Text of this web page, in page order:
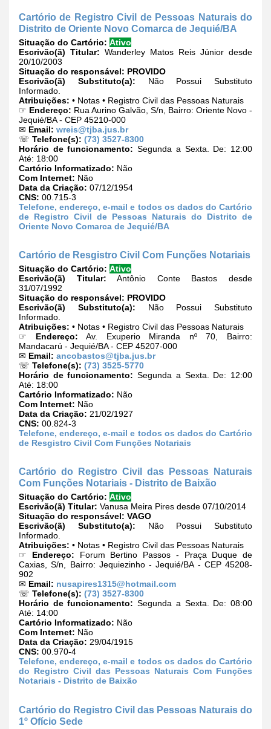
Cartório de Registro Civil de Pessoas Naturais do
Distrito de Oriente Novo Comarca de Jequié/BA
Situação do Cartório: Ativo
Escrivão(ã) Titular: Wanderley Matos Reis Júnior desde
20/10/2003
Situação do responsável: PROVIDO
Escrivão(ã) Substituto(a): Não Possui Substituto
Informado.
Atribuições: • Notas • Registro Civil das Pessoas Naturais
☞ Endereço: Rua Aurino Galvão, S/n, Bairro: Oriente Novo -
Jequié/BA - CEP 45210-000
✉ Email: wreis@tjba.jus.br
☏ Telefone(s): (73) 3527-8300
Horário de funcionamento: Segunda a Sexta. De: 12:00
Até: 18:00
Cartório Informatizado: Não
Com Internet: Não
Data da Criação: 07/12/1954
CNS: 00.715-3
Telefone, endereço, e-mail e todos os dados do Cartório
de Registro Civil de Pessoas Naturais do Distrito de
Oriente Novo Comarca de Jequié/BA
Cartório de Resgistro Civil Com Funções Notariais
Situação do Cartório: Ativo
Escrivão(ã) Titular: Antônio Conte Bastos desde
31/07/1992
Situação do responsável: PROVIDO
Escrivão(ã) Substituto(a): Não Possui Substituto
Informado.
Atribuições: • Notas • Registro Civil das Pessoas Naturais
☞ Endereço: Av. Exuperio Miranda nº 70, Bairro:
Mandacarú - Jequié/BA - CEP 45207-000
✉ Email: ancobastos@tjba.jus.br
☏ Telefone(s): (73) 3525-5770
Horário de funcionamento: Segunda a Sexta. De: 12:00
Até: 18:00
Cartório Informatizado: Não
Com Internet: Não
Data da Criação: 21/02/1927
CNS: 00.824-3
Telefone, endereço, e-mail e todos os dados do Cartório
de Resgistro Civil Com Funções Notariais
Cartório do Registro Civil das Pessoas Naturais
Com Funções Notariais - Distrito de Baixão
Situação do Cartório: Ativo
Escrivão(ã) Titular: Vanusa Meira Pires desde 07/10/2014
Situação do responsável: VAGO
Escrivão(ã) Substituto(a): Não Possui Substituto
Informado.
Atribuições: • Notas • Registro Civil das Pessoas Naturais
☞ Endereço: Forum Bertino Passos - Praça Duque de
Caxias, S/n, Bairro: Jequiezinho - Jequié/BA - CEP 45208-
902
✉ Email: nusapires1315@hotmail.com
☏ Telefone(s): (73) 3527-8300
Horário de funcionamento: Segunda a Sexta. De: 08:00
Até: 14:00
Cartório Informatizado: Não
Com Internet: Não
Data da Criação: 29/04/1915
CNS: 00.970-4
Telefone, endereço, e-mail e todos os dados do Cartório
do Registro Civil das Pessoas Naturais Com Funções
Notariais - Distrito de Baixão
Cartório do Registro Civil das Pessoas Naturais do
1º Ofício Sede